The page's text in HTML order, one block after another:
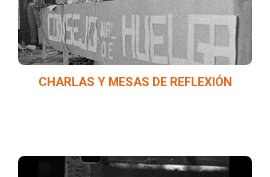
de los movimientos sociales.
CHARLAS Y MESAS DE REFLEXIÓN